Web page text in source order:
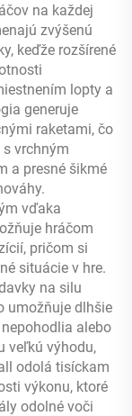
na každej
zvýšenú
keďže rozšírené
lopty a
generuje
raketami, čo
vrchným
a presné šikmé
vďaka
hráčom
pričom si
situácie v hre.
na silu
umožňuje dlhšie
alebo
veľkú výhodu,
odolá tisíckam
výkonu, ktoré
odolné voči